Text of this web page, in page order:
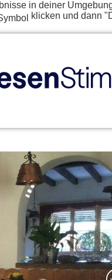
in deiner
klicken und dann